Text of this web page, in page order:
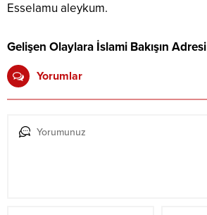
Esselamu aleykum.
Gelişen Olaylara İslami Bakışın Adresi
Yorumlar